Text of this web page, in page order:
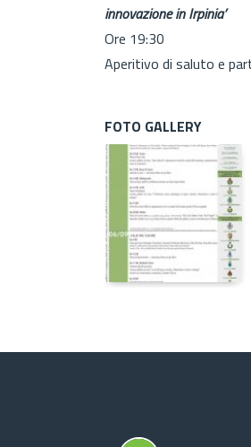
innovazione in Irpinia’
Ore 19:30
Aperitivo di saluto e
FOTO GALLERY